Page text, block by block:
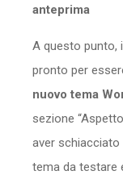
anteprima
A questo punto,
pronto per
nuovo tema
sezione
aver schiacciato
tema da testare